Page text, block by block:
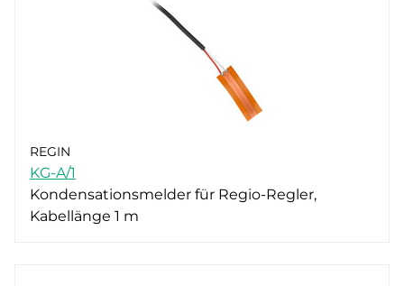
REGIN
KG-A/1
Kondensationsmelder für Regio-Regler,
Kabellänge 1 m